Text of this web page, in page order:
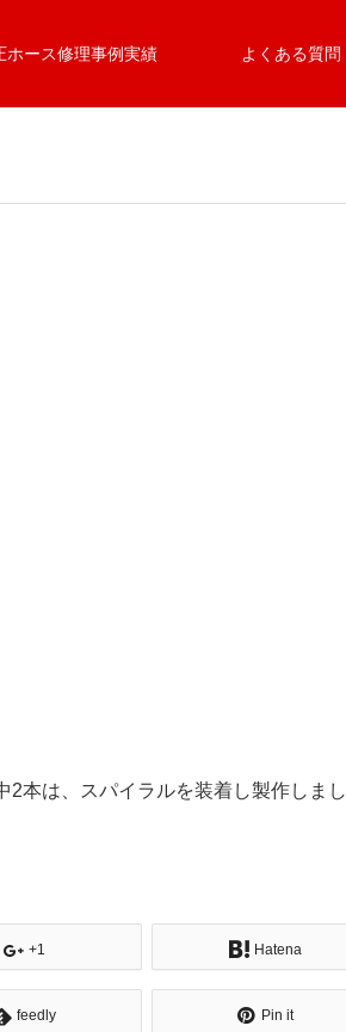
ホース修理事例実績 よくある質問
本は、スパイラルを装着し製作しまし
+1 Hatena
feedly Pin it